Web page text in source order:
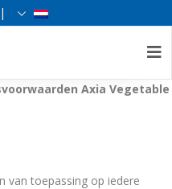
|
Axia Vegetable
van toepassing op iedere